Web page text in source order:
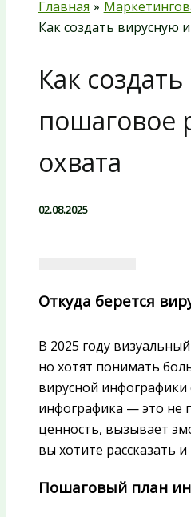
Главная
Как создать вирусную
Как
пошаговое
охвата
02.08.2025
Откуда берется
В 2025 году
но хотят понимать
вирусной
инфографика — это не
ценность, вызывает
вы хотите рассказать
Пошаговый план